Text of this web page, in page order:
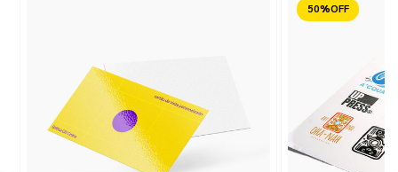
Reduzido